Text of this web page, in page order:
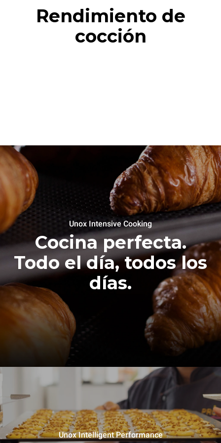
Rendimiento de
cocción
Unox Intensive Cooking
Cocina perfecta.
Todo el día, todos los
días.
Unox Intelligent Performance